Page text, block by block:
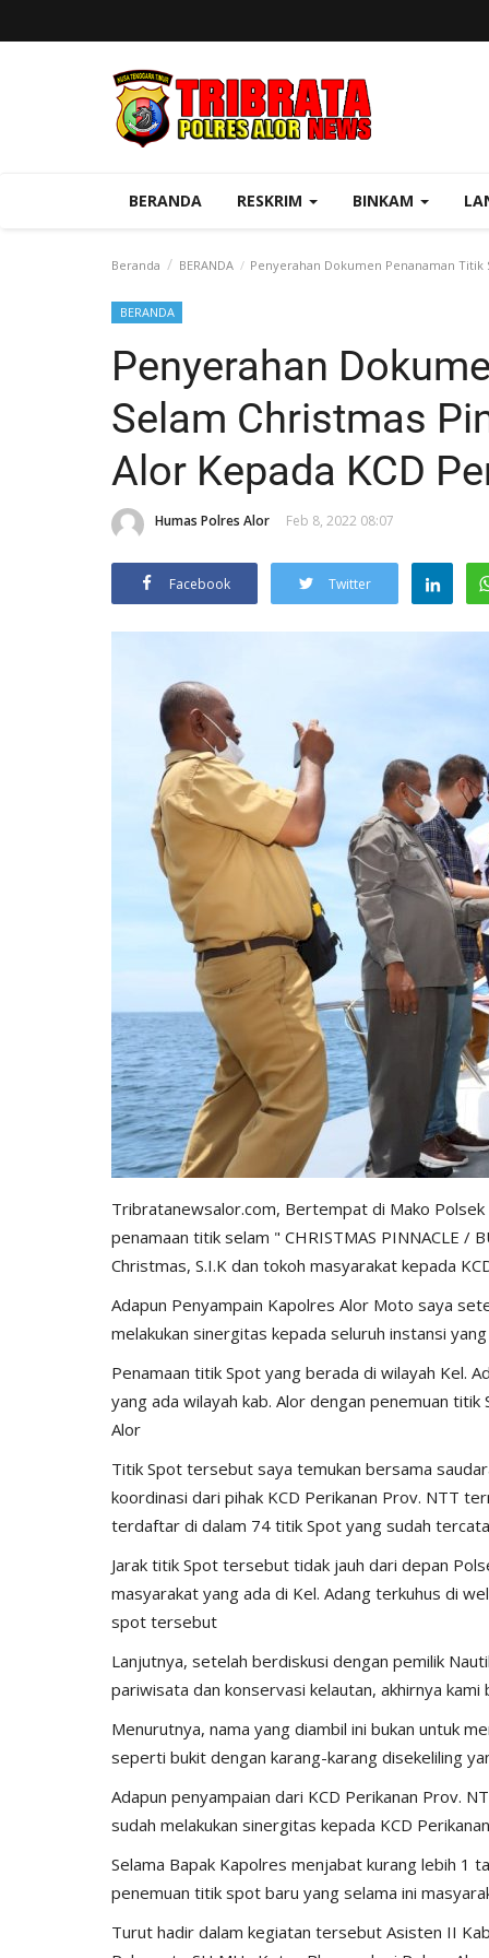
BERANDA RESKRIM BINKAM
Beranda BERANDA Penyerahan Dokumen Penanaman Titik
BERANDA
Penyerahan
Selam Christmas
Alor Kepada KCD
Humas Polres Alor Feb 8, 2022 08:07
Facebook Twitter
Tribratanewsalor.com, Bertempat di Mako
penamaan titik selam " CHRISTMAS PINNACLE /
Christmas, S.I.K dan tokoh masyarakat kepada
Adapun Penyampain Kapolres Alor Moto saya
melakukan sinergitas kepada seluruh instansi
Penamaan titik Spot yang berada di wilayah Kel.
yang ada wilayah kab. Alor dengan penemuan
Alor
Titik Spot tersebut saya temukan bersama
koordinasi dari pihak KCD Perikanan Prov. NTT
terdaftar di dalam 74 titik Spot yang sudah
Jarak titik Spot tersebut tidak jauh dari depan
masyarakat yang ada di Kel. Adang terkuhus di
spot tersebut
Lanjutnya, setelah berdiskusi dengan pemilik
pariwisata dan konservasi kelautan, akhirnya
Menurutnya, nama yang diambil ini bukan untuk
seperti bukit dengan karang-karang disekeliling
Adapun penyampaian dari KCD Perikanan Prov.
sudah melakukan sinergitas kepada KCD
Selama Bapak Kapolres menjabat kurang lebih 1
penemuan titik spot baru yang selama ini
Turut hadir dalam kegiatan tersebut Asisten II
Preman Jadi
BERANDA
Tragedi Tenggelam di Desa